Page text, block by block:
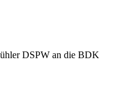
DSPW an die BDK